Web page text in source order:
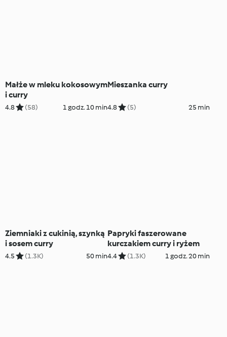
Małże w mleku kokosowym
i curry
4.8 (58) 1 godz. 10 min
Mieszanka curry
4.8 (5) 25 min
Ziemniaki z cukinią, szynką
i sosem curry
4.5 (1.3K) 50 min
Papryki faszerowane
kurczakiem curry i ryżem
4.4 (1.3K) 1 godz. 20 min